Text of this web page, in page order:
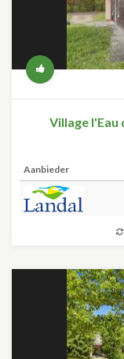
Village l'Eau
Aanbieder